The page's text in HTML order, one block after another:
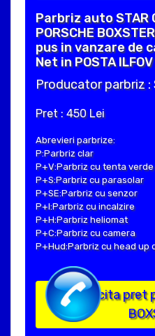
Parbriz auto STAR
PORSCHE
pus in vanzare de
Net in POSTA
Producator parbriz :
Pret : 450 Lei
Abrevieri parbrize:
P:Parbriz clar
P+V:Parbriz cu tenta verde
P+S:Parbriz cu parasolar
P+SE:Parbriz cu senzor
P+I:Parbriz cu incalzire
P+H:Parbriz heliomat
P+C:Parbriz cu camera
P+Hud:Parbriz cu head up
Solicita pret